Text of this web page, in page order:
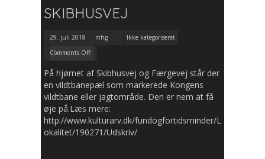
SKIBHUSVEJ
29. juli 2018 mhg
Ikke kategoriseret
Comments Off
På hjørnet af Skibhusvej og Færgevej står der
en vildtbanepæl som markerede Kongens
vildtbane eller jagtområde. Den er nem at få
øje på.Læs mere:
http://www.kulturarv.dk/fundogfortidsminder/L
okalitet/190271/Udskriv/